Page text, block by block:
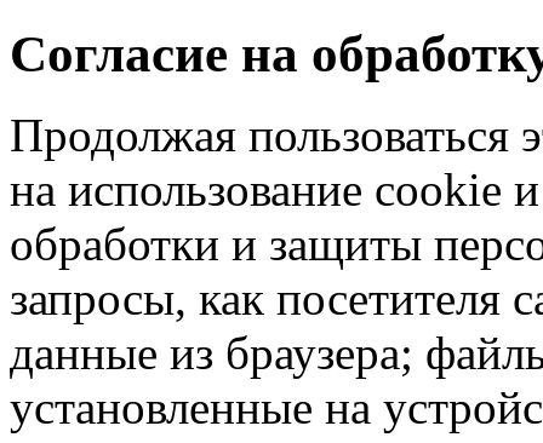
Согласие на
Продолжая пользоваться
на использование cookie
обработки и защиты
запросы, как посетителя
данные из браузера;
установленные на